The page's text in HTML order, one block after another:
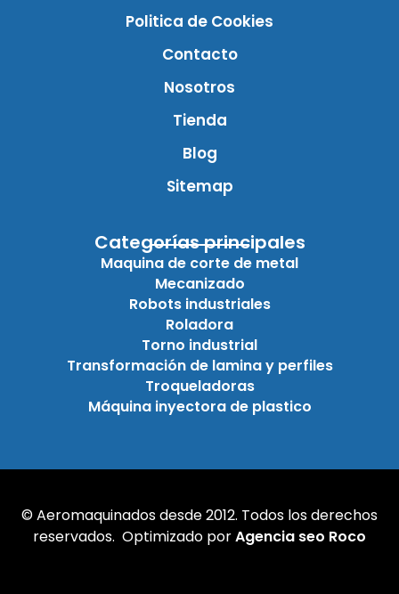
Politica de Cookies
Contacto
Nosotros
Tienda
Blog
Sitemap
Categorías principales
Maquina de corte de metal
Mecanizado
Robots industriales
Roladora
Torno industrial
Transformación de lamina y perfiles
Troqueladoras
Máquina inyectora de plastico
© Aeromaquinados desde 2012. Todos los derechos
reservados. Optimizado porAgencia seo Roco